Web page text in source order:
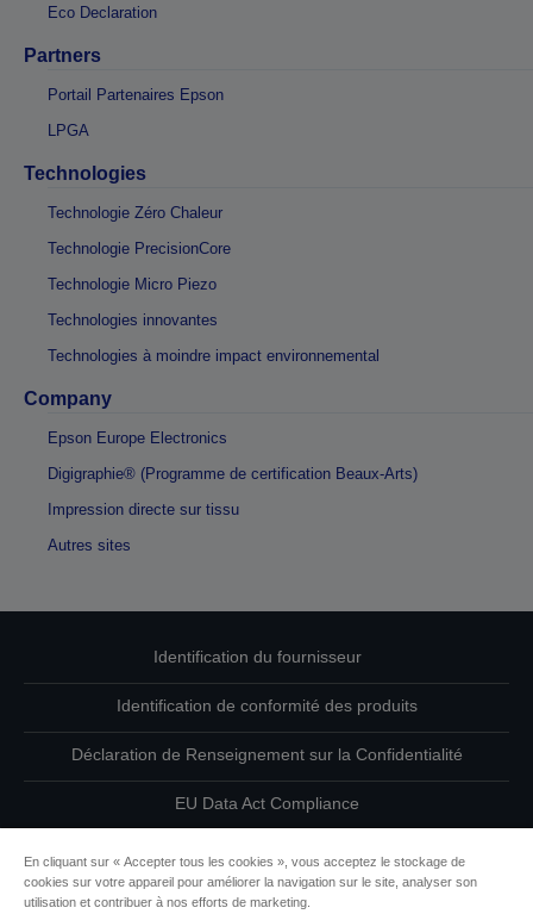
Eco Declaration
Partners
Portail Partenaires Epson
LPGA
Technologies
Technologie Zéro Chaleur
Technologie PrecisionCore
Technologie Micro Piezo
Technologies innovantes
Technologies à moindre impact environnemental
Company
Epson Europe Electronics
Digigraphie® (Programme de certification Beaux-Arts)
Impression directe sur tissu
Autres sites
Identification du fournisseur
Identification de conformité des produits
Déclaration de Renseignement sur la Confidentialité
EU Data Act Compliance
Informations sur les cookies
En cliquant sur « Accepter tous les cookies », vous acceptez le stockage de
cookies sur votre appareil pour améliorer la navigation sur le site, analyser son
utilisation et contribuer à nos efforts de marketing.